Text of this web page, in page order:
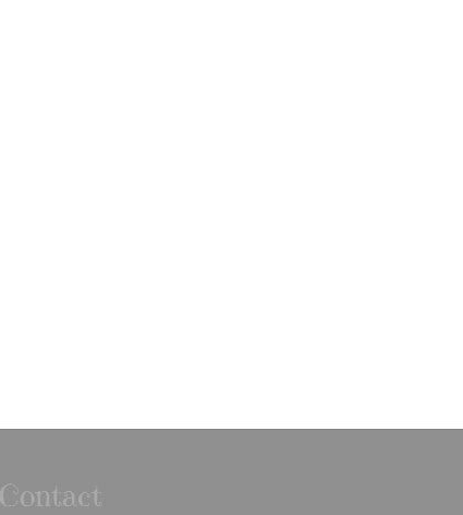
Contact